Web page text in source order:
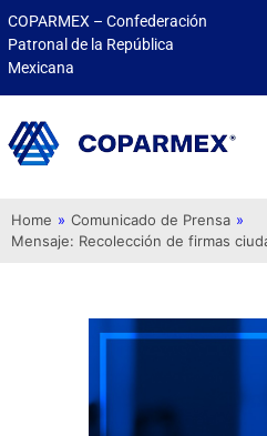
COPARMEX – Confederación
Patronal de la República
Mexicana
Home » Comunicado de Prensa »
Mensaje: Recolección de firmas